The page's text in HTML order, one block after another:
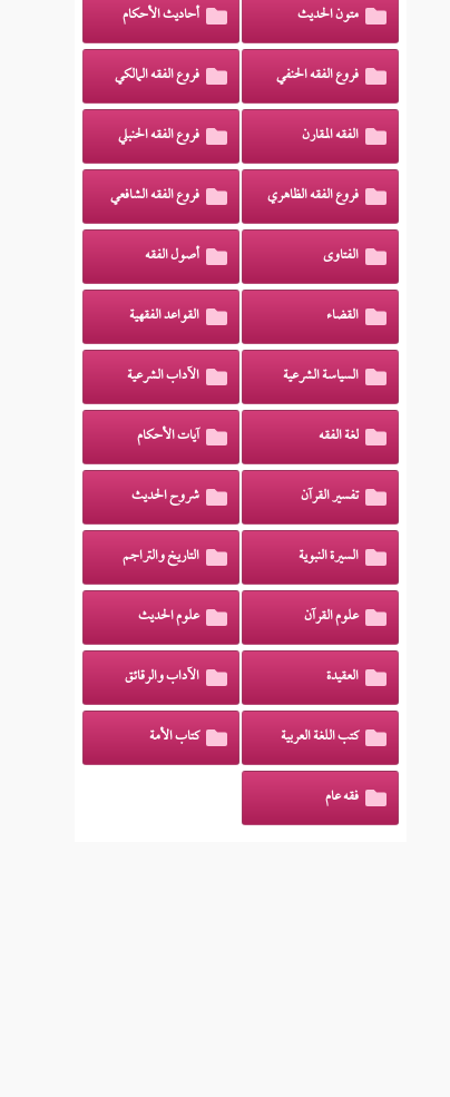
متون الحديث أحاديث الأحكام
فروع الفقه الحنفي فروع الفقه المالكي
الفقه المقارن فروع الفقه الحنبلي
فروع الفقه الظاهري فروع الفقه الشافعي
الفتاوى أصول الفقه
القضاء القواعد الفقهية
السياسة الشرعية الآداب الشرعية
لغة الفقه آيات الأحكام
تفسير القرآن شروح الحديث
السيرة النبوية التاريخ والتراجم
علوم القرآن علوم الحديث
العقيدة الآداب والرقائق
كتب اللغة العربية كتاب الأمة
فقه عام